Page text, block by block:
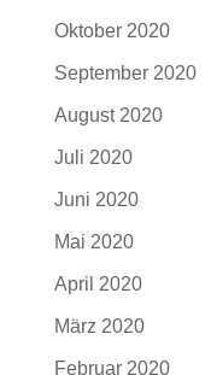
Oktober 2020
September 2020
August 2020
Juli 2020
Juni 2020
Mai 2020
April 2020
März 2020
Februar 2020